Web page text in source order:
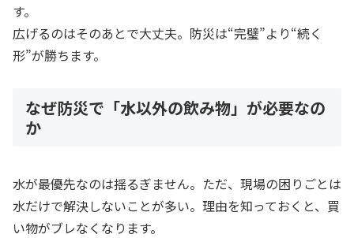
す。
広げるのはそのあとで大丈夫。防災は“完璧”より“続く
形”が勝ちます。
なぜ防災で「水以外の飲み物」が必要なの
か
水が最優先なのは揺るぎません。ただ、現場の困りごとは
水だけで解決しないことが多い。理由を知っておくと、買
い物がブレなくなります。